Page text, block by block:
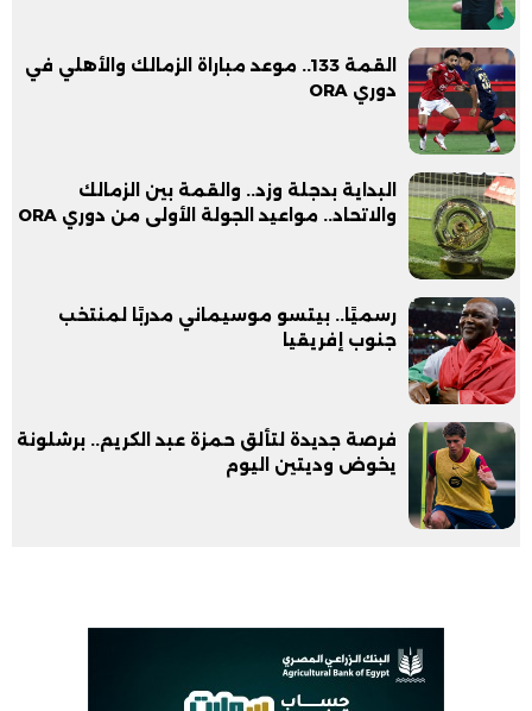
القمة 133.. موعد مباراة الزمالك والأهلي في
دوري ORA
البداية بدجلة وزد.. والقمة بين الزمالك
والاتحاد.. مواعيد الجولة الأولى من دوري ORA
رسميًا.. بيتسو موسيماني مدربًا لمنتخب
جنوب إفريقيا
فرصة جديدة لتألق حمزة عبد الكريم.. برشلونة
يخوض وديتين اليوم